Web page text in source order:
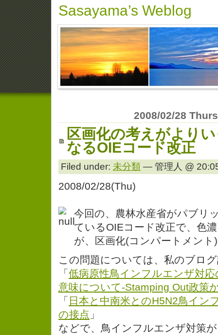
Sasayama’s Weblog
2008/02/28
区画化の考えがより
なるOIEコード改正
Filed under: 未分類 — 管理人 @
2008/02/28(Thu)
今回の、農林水産省がパブリ
ているOIEコード改正で、色
が、区画化(コンパートメン
この問題については、私のブロ
「 低病原性鳥インフルエンザ対
意味について-Stamping Out政策
「 日本と中南米とのH5N2鳥イン
の接点 」
などで、鳥インフルエンザ対策